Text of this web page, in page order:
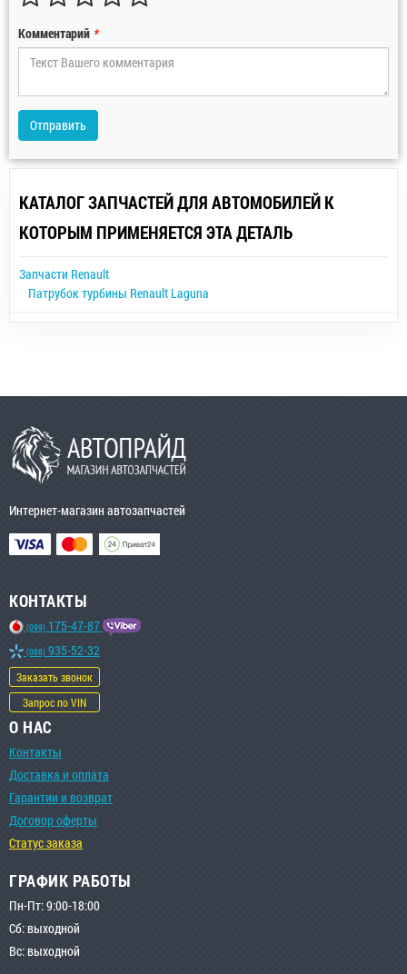
Комментарий *
Отправить
КАТАЛОГ ЗАПЧАСТЕЙ ДЛЯ АВТОМОБИЛЕЙ К
КОТОРЫМ ПРИМЕНЯЕТСЯ ЭТА ДЕТАЛЬ
Запчасти Renault
Патрубок турбины Renault Laguna
Интернет-магазин автозапчастей
КОНТАКТЫ
(099) 175-47-87
(068) 935-52-32
Заказать звонок
Запрос по VIN
О НАС
Контакты
Доставка и оплата
Гарантии и возврат
Договор оферты
Статус заказа
ГРАФИК РАБОТЫ
Пн-Пт: 9:00-18:00
Сб: выходной
Вс: выходной